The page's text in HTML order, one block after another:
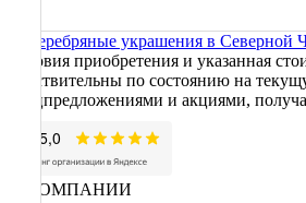
Условия приобретения и указанная
действительны по состоянию на
спецпредложениями и акциями,
О КОМПАНИИ